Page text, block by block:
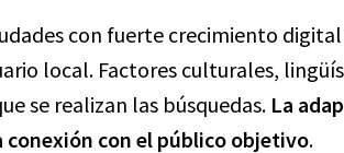
con fuerte crecimiento
local. Factores culturales,
se realizan las búsquedas. La
conexión con el público objetivo.